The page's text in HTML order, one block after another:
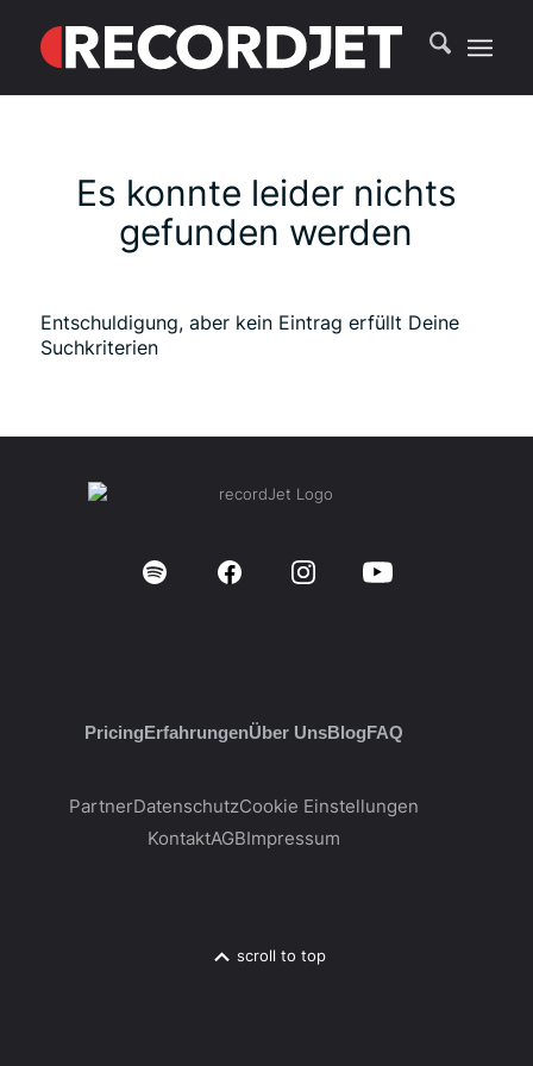
Es konnte leider nichts
gefunden werden
Entschuldigung, aber kein Eintrag erfüllt Deine
Suchkriterien
PricingErfahrungenÜber UnsBlogFAQ
PartnerDatenschutzCookie Einstellungen
KontaktAGBImpressum
scroll to top